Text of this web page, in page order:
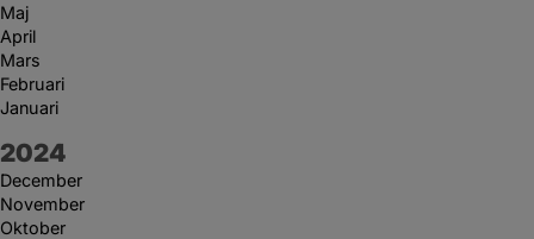
Maj
April
Mars
Februari
Januari
År:
2024
December
November
Oktober